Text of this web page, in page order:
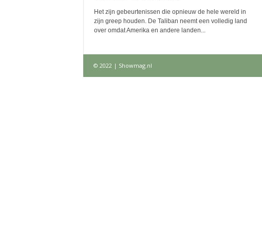
Het zijn gebeurtenissen die opnieuw de hele wereld in
zijn greep houden. De Taliban neemt een volledig land
over omdat Amerika en andere landen...
© 2022 | Showmag.nl